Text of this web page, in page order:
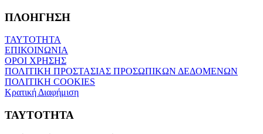
ΠΛΟΗΓΗΣΗ
ΤΑΥΤΟΤΗΤΑ
ΕΠΙΚΟΙΝΩΝΙΑ
ΟΡΟΙ ΧΡΗΣΗΣ
ΠΟΛΙΤΙΚΗ ΠΡΟΣΤΑΣΙΑΣ ΠΡΟΣΩΠΙΚΩΝ ΔΕΔΟΜΕΝΩΝ
ΠΟΛΙΤΙΚΗ COOKIES
Κρατική Διαφήμιση
ΤΑΥΤΟΤΗΤΑ